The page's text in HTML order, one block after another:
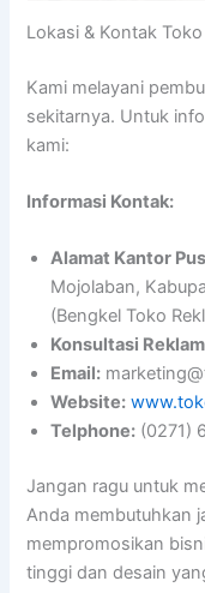
Lokasi & Kontak
Kami melayani
sekitarnya. Untuk
kami:
Informasi Kontak:
Alamat Kantor
Mojolaban,
(Bengkel Toko
Konsultasi
Email:
Website:
Telphone: (0271)
Jangan ragu untuk
Anda membutuhkan
mempromosikan
tinggi dan desain